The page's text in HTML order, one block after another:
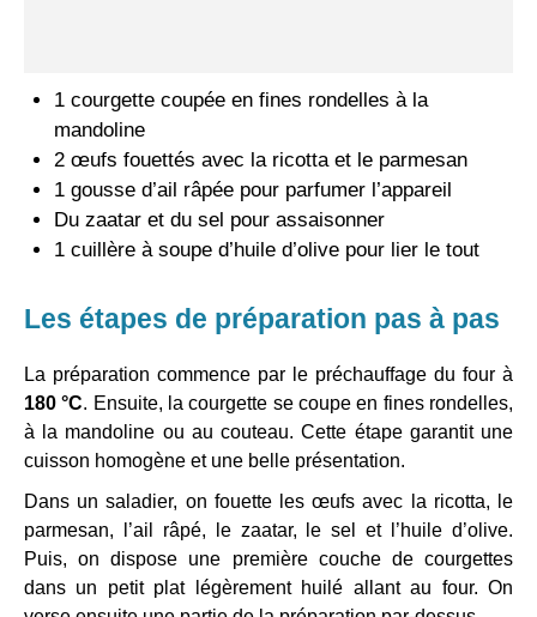
1 courgette coupée en fines rondelles à la
mandoline
2 œufs fouettés avec la ricotta et le parmesan
1 gousse d’ail râpée pour parfumer l’appareil
Du zaatar et du sel pour assaisonner
1 cuillère à soupe d’huile d’olive pour lier le tout
Les étapes de préparation pas à pas
La préparation commence par le préchauffage du four à
180 °C. Ensuite, la courgette se coupe en fines rondelles,
à la mandoline ou au couteau. Cette étape garantit une
cuisson homogène et une belle présentation.
Dans un saladier, on fouette les œufs avec la ricotta, le
parmesan, l’ail râpé, le zaatar, le sel et l’huile d’olive.
Puis, on dispose une première couche de courgettes
dans un petit plat légèrement huilé allant au four. On